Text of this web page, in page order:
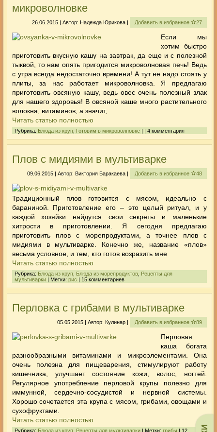
микроволновке
26.06.2015 | Автор: Надежда Юрикова | Добавить в избранное 27
Если мы
хотим быстро
приготовить вкусную кашу на завтрак, да еще и с полезной
тыквой, то нам опять пригодится микроволновая печь! Ведь
с утра всегда недостаточно времени! А тут не надо стоять у
плиты, за нас работает микроволновка. Я предлагаю
приготовить овсяную кашу, ведь овес очень полезный злак
для нашего здоровья! В овсяной каше много растительного
волокна, витаминов, а значит,
Читать статью полностью
Рубрика: Блюда из круп, Готовим в микроволновке| | 4 комментария
Плов с мидиями в мультиварке
09.06.2015 | Автор: Виктория Баракаева | Добавить в избранное 48
Традиционный плов готовится с мясом, идеально с
бараниной. Приготовление его – это целый ритуал, и у
каждой хозяйки найдутся свои секреты и маленькие
хитрости в приготовлении. Я сегодня предлагаю
приготовить плов с морепродуктами, а точнее плов с
мидиями в мультиварке. Конечно же, название «плов»
весьма условное, и тем, кто готов возразить мне
Читать статью полностью
Рубрика: Блюда из круп, Блюда из морепродуктов, Рецепты для
мультиварки| Метки: рис | 15 комментариев
Перловка с грибами в мультиварке
05.05.2015 | Автор: Кулинар | Добавить в избранное 89
Перловая
каша богата
разнообразными витаминами и микроэлементами. Она
очень полезна для пищеварения, стимулируют работу
кишечника, улучшает состояние кожи, волос, ногтей.
Регулярное употребление перловой крупы полезно для
иммунной, сердечно-сосудистой и нервной системы.
Хорошо сочетается эта крупас мясом , грибами, овощами и
сухофруктами.
Читать статью полностью
Рубрика: Блюда из круп, Рецепты для мультиварки| Метки: грибы | 12